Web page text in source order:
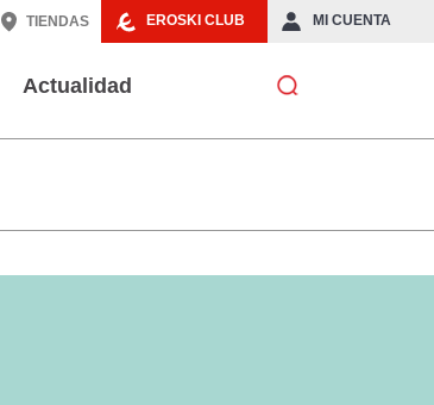
EROSKI CLUB MI CUENTA
TIENDAS
Actualidad